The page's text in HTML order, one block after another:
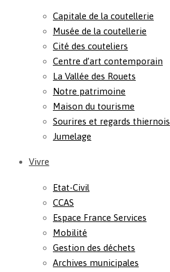
Capitale de la coutellerie
Musée de la coutellerie
Cité des couteliers
Centre d’art contemporain
La Vallée des Rouets
Notre patrimoine
Maison du tourisme
Sourires et regards thiernois
Jumelage
Vivre
Etat-Civil
CCAS
Espace France Services
Mobilité
Gestion des déchets
Archives municipales